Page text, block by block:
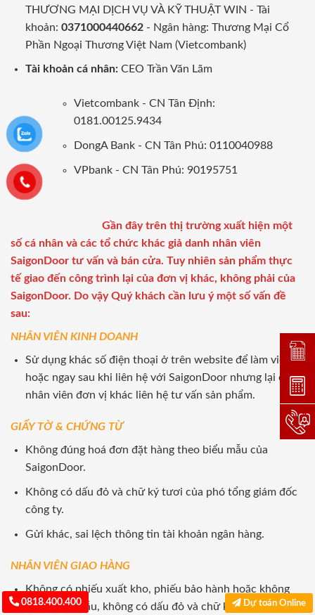
THƯƠNG MẠI DỊCH VỤ VÀ KỸ THUẬT WIN - Tài
khoản: 0371000440662- Ngân hàng: Thương Mại Cổ
Phần Ngoại Thương Việt Nam (Vietcombank)
Tài khoản cá nhân: CEO Trần Văn Lãm
Vietcombank - CN Tân Định:
0181.00125.9434
DongA Bank - CN Tân Phú: 0110040988
VPbank - CN Tân Phú: 90195751
Gần đây trên thị trường xuất hiện một
số cá nhân và các tổ chức khác giả danh nhân viên
SaigonDoor tư vấn và bán cửa. Tuy nhiên sản phẩm thực
tế giao đến công trình lại của đơn vị khác, không phải của
SaigonDoor. Do vậy Quý khách cần lưu ý một số vấn đề
sau:
NHÂN VIÊN KINH DOANH
Sử dụng khác số điện thoại ở trên website để làm việc
hoặc ngay sau khi liên hệ với SaigonDoor nhưng lại có
nhân viên đơn vị khác liên hệ tư vấn sản phẩm.
GIẤY TỜ & CHỨNG TỪ
Không đúng hoá đơn đặt hàng theo biểu mẫu của
SaigonDoor.
Không có dấu đỏ và chữ ký tươi của phó tổng giám đốc
công ty.
Gửi khác, sai lệch thông tin tài khoản ngân hàng.
NHÂN VIÊN GIAO HÀNG
Không có phiếu xuất kho, phiếu bảo hành hoặc không
đúng kiểu mẫu, không có dấu đỏ và chữ ký tươi.
0818.400.400 Dự toán Online
Đặt
Dự